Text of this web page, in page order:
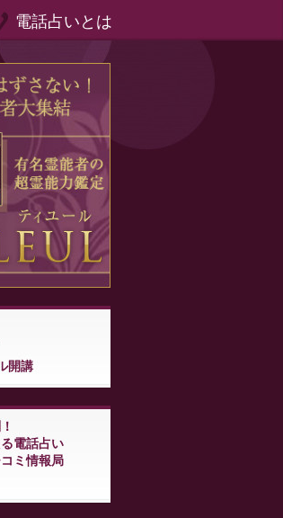
電話占いとは
開講
電話占い
ミ情報局